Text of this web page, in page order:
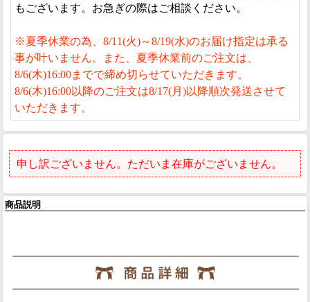
もございます。お急ぎの際はご相談ください。
※夏季休業の為、8/11(火)～8/19(水)のお届け指定は承る
事が叶いません。また、夏季休業前のご注文は、
8/6(木)16:00までで締め切らせていただきます。
8/6(木)16:00以降のご注文は8/17(月)以降順次発送させて
いただきます。
申し訳ございません。ただいま在庫がございません。
商品説明